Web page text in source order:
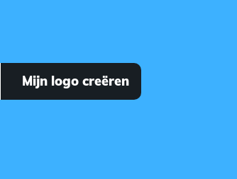
Mijn logo creëren